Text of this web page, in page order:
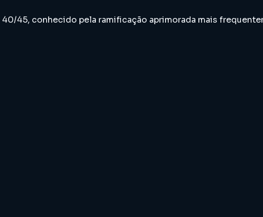
45, conhecido pela ramificação aprimorada mais